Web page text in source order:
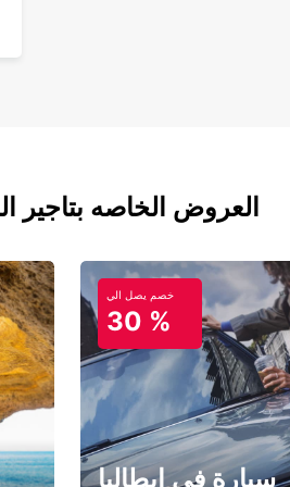
العروض الخاصه بتاجير
خصم يصل الي
30 %
سيارة في إيطاليا